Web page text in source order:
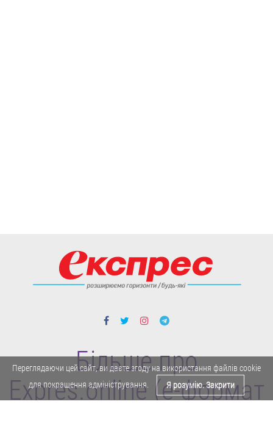
Більше про
Expres.online (e-формат
Переглядаючи цей сайт, ви даєте згоду на використання файлів cookie
для покращення адміністрування.
Я розумію. Закрити